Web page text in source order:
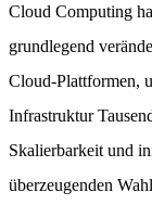
Cloud Computing
grundlegend
Cloud-Plattformen,
Infrastruktur
Skalierbarkeit und
überzeugenden